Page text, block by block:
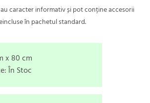
caracter informativ și pot conține accesorii
în pachetul standard.
x 80 cm
În Stoc